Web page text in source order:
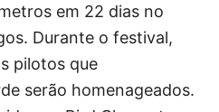
em 22 dias no
Durante o festival,
pilotos que
serão homenageados.